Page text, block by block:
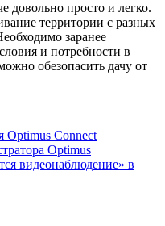
довольно просто и легко.
территории с разных
заранее
и потребности в
обезопасить дачу от
Optimus Connect
Optimus
видеонаблюдение» в